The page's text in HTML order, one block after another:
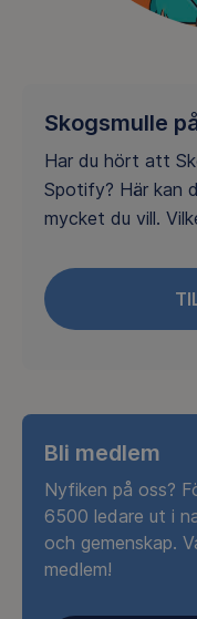
Skogsmulle
Har du hört att
Spotify? Här kan
mycket du vill.
Bli medlem
Nyfiken på oss?
6500 ledare ut i
och gemenskap.
medlem!